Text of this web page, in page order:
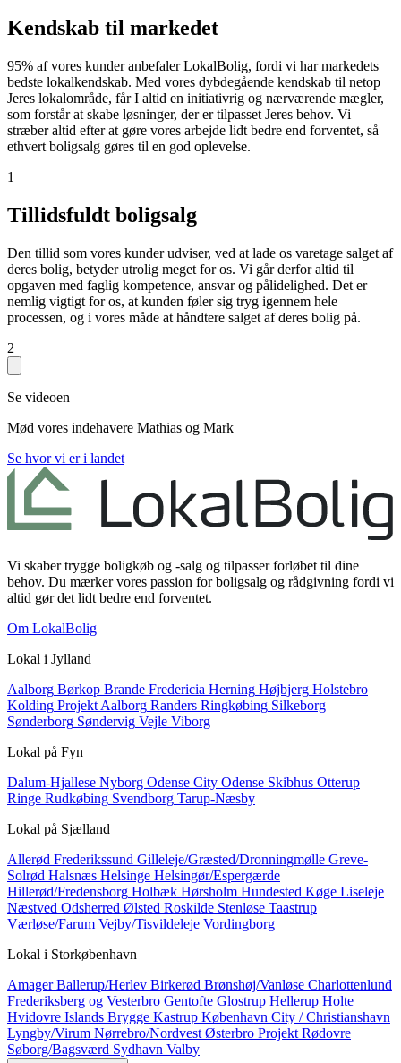
Kendskab til markedet
95% af vores kunder anbefaler LokalBolig, fordi vi har markedets
bedste lokalkendskab. Med vores dybdegående kendskab til netop
Jeres lokalområde, får I altid en initiativrig og nærværende mægler,
som forstår at skabe løsninger, der er tilpasset Jeres behov. Vi
stræber altid efter at gøre vores arbejde lidt bedre end forventet, så
ethvert boligsalg gøres til en god oplevelse.
1
Tillidsfuldt boligsalg
Den tillid som vores kunder udviser, ved at lade os varetage salget af
deres bolig, betyder utrolig meget for os. Vi går derfor altid til
opgaven med faglig kompetence, ansvar og pålidelighed. Det er
nemlig vigtigt for os, at kunden føler sig tryg igennem hele
processen, og i vores måde at håndtere salget af deres bolig på.
2
Se videoen
Mød vores indehavere Mathias og Mark
Se hvor vi er i landet
Vi skaber trygge boligkøb og -salg og tilpasser forløbet til dine
behov. Du mærker vores passion for boligsalg og rådgivning fordi vi
altid gør det lidt bedre end forventet.
Om LokalBolig
Lokal i Jylland
Aalborg Børkop Brande Fredericia Herning Højbjerg Holstebro
Kolding Projekt Aalborg Randers Ringkøbing Silkeborg
Sønderborg Søndervig Vejle Viborg
Lokal på Fyn
Dalum-Hjallese Nyborg Odense City Odense Skibhus Otterup
Ringe Rudkøbing Svendborg Tarup-Næsby
Lokal på Sjælland
Allerød Frederikssund Gilleleje/Græsted/Dronningmølle Greve-
Solrød Halsnæs Helsinge Helsingør/Espergærde
Hillerød/Fredensborg Holbæk Hørsholm Hundested Køge Liseleje
Næstved Odsherred Ølsted Roskilde Stenløse Taastrup
Værløse/Farum Vejby/Tisvildeleje Vordingborg
Lokal i Storkøbenhavn
AmagerBallerup/Herlev Birkerød Brønshøj/Vanløse Charlottenlund
Frederiksberg og Vesterbro Gentofte Glostrup Hellerup Holte
Hvidovre Islands Brygge Kastrup København City / Christianshavn
Lyngby/Virum Nørrebro/Nordvest Østerbro Projekt Rødovre
Søborg/Bagsværd Sydhavn Valby